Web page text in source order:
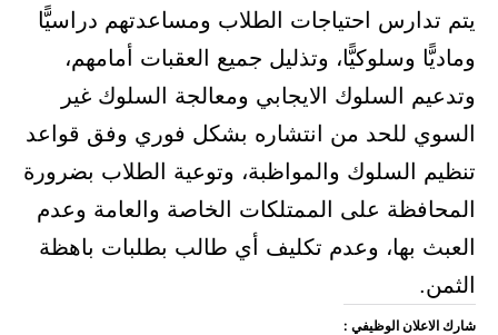
يتم تدارس احتياجات الطلاب ومساعدتهم دراسيًّا
وماديًّا وسلوكيًّا، وتذليل جميع العقبات أمامهم،
وتدعيم السلوك الايجابي ومعالجة السلوك غير
السوي للحد من انتشاره بشكل فوري وفق قواعد
تنظيم السلوك والمواظبة، وتوعية الطلاب بضرورة
المحافظة على الممتلكات الخاصة والعامة وعدم
العبث بها، وعدم تكليف أي طالب بطلبات باهظة
الثمن.
شارك الاعلان الوظيفي :